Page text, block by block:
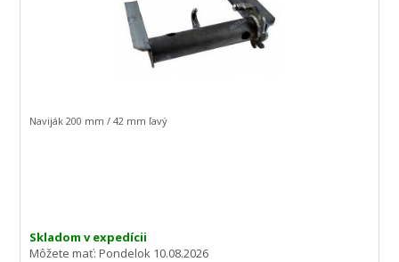
Skladom v expedícii
Môžete mať:Pondelok 10.08.2026
Naviják 200 mm / 42 mm ľavý